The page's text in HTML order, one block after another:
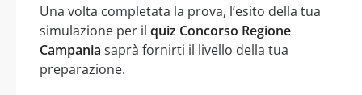
Una volta completata la prova, l’esito della tua
simulazione per il quiz Concorso Regione
Campania saprà fornirti il livello della tua
preparazione.